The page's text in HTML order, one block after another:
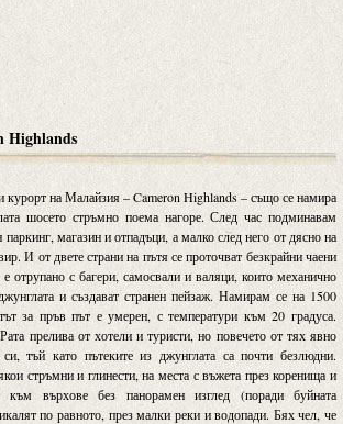
Highlands
курорт на Малайзия – Cameron Highlands – също се намира
шосето стръмно поема нагоре. След час подминавам
паркинг, магазин и отпадъци, а малко след него от дясно на
И от двете страни на пътя се проточват безкрайни чаени
отрупано с багери, самосвали и валяци, които механично
и създават странен пейзаж. Намирам се на 1500
за пръв път е умерен, с температури към 20 градуса.
прелива от хотели и туристи, но повечето от тях явно
тъй като пътеките из джунглата са почти безлюдни.
стръмни и глинести, на места с въжета през коренища и
към върхове без панорамен изглед (поради буйната
по равното, през малки реки и водопади. Бях чел, че